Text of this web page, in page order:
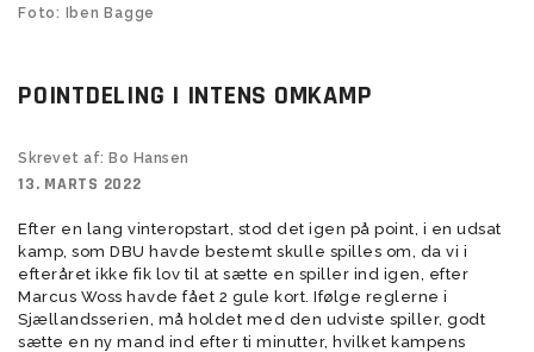
Foto: Iben Bagge
POINTDELING I INTENS OMKAMP
Skrevet af: Bo Hansen
13. MARTS 2022
Efter en lang vinteropstart, stod det igen på point, i en udsat
kamp, som DBU havde bestemt skulle spilles om, da vi i
efteråret ikke fik lov til at sætte en spiller ind igen, efter
Marcus Woss havde fået 2 gule kort. Ifølge reglerne i
Sjællandsserien, må holdet med den udviste spiller, godt
sætte en ny mand ind efter ti minutter, hvilket kampens